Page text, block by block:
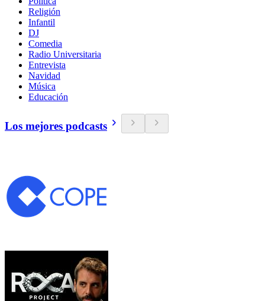
Religión
Infantil
DJ
Comedia
Radio Universitaria
Entrevista
Navidad
Música
Educación
Los mejores podcasts